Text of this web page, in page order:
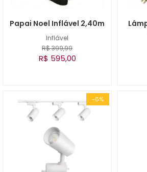
Inflável
Papai Noel Inflável 2,40m
R$ 399,99
R$ 595,00
-6%